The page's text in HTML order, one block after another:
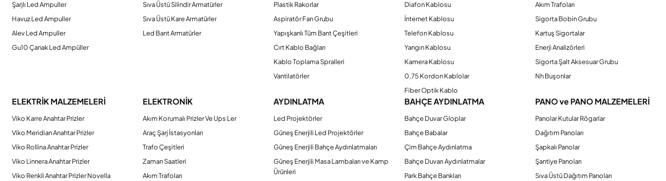
Şarjlı Led Ampuller
Havuz Led Ampuller
Alev Led Ampuller
Gu10 Çanak Led Ampüller
Sıva Üstü Silindir Armatürler
Sıva Üstü Kare Armatürler
Led Bant Armatürler
Plastik Rakorlar
Aspiratör Fan Grubu
Yapışkanlı Tüm Bant Çeşitleri
Cırt Kablo Bağları
Kablo Toplama Spralleri
Vantilatörler
Diafon Kablosu
İnternet Kablosu
Telefon Kablosu
Yangın Kablosu
Kamera Kablosu
0,75 Kordon Kablolar
Fiber Optik Kablo
Akım Trafoları
Sigorta Bobin Grubu
Kartuş Sigortalar
Enerji Analizörleri
Sigorta Şalt Aksesuar Grubu
Nh Buşonlar
ELEKTRİK MALZEMELERİ
Viko Karre Anahtar Prizler
Viko Meridian Anahtar Prizler
Viko Rollina Anahtar Prizler
Viko Linnera Anahtar Prizler
Viko Renkli Anahtar Prizler Novella
ELEKTRONİK
Akım Korumalı Prizler Ve Ups Ler
Araç Şarj İstasyonları
Trafo Çeşitleri
Zaman Saatleri
Akım Trafoları
AYDINLATMA
Led Projektörler
Güneş Enerjili Led Projektörler
Güneş Enerjili Bahçe Aydınlatmaları
Güneş Enerjili Masa Lambaları ve Kamp
Ürünleri
BAHÇE AYDINLATMA
Bahçe Duvar Gloplar
Bahçe Babalar
Çim Bahçe Aydınlatma
Bahçe Duvarı Aydınlatmalar
Park Bahçe Bankları
PANO ve PANO MALZEMELERİ
Panolar Kutular Rögarlar
Dağıtım Panoları
Şapkalı Panolar
Şantiye Panoları
Sıva Üstü Dağıtım Panoları